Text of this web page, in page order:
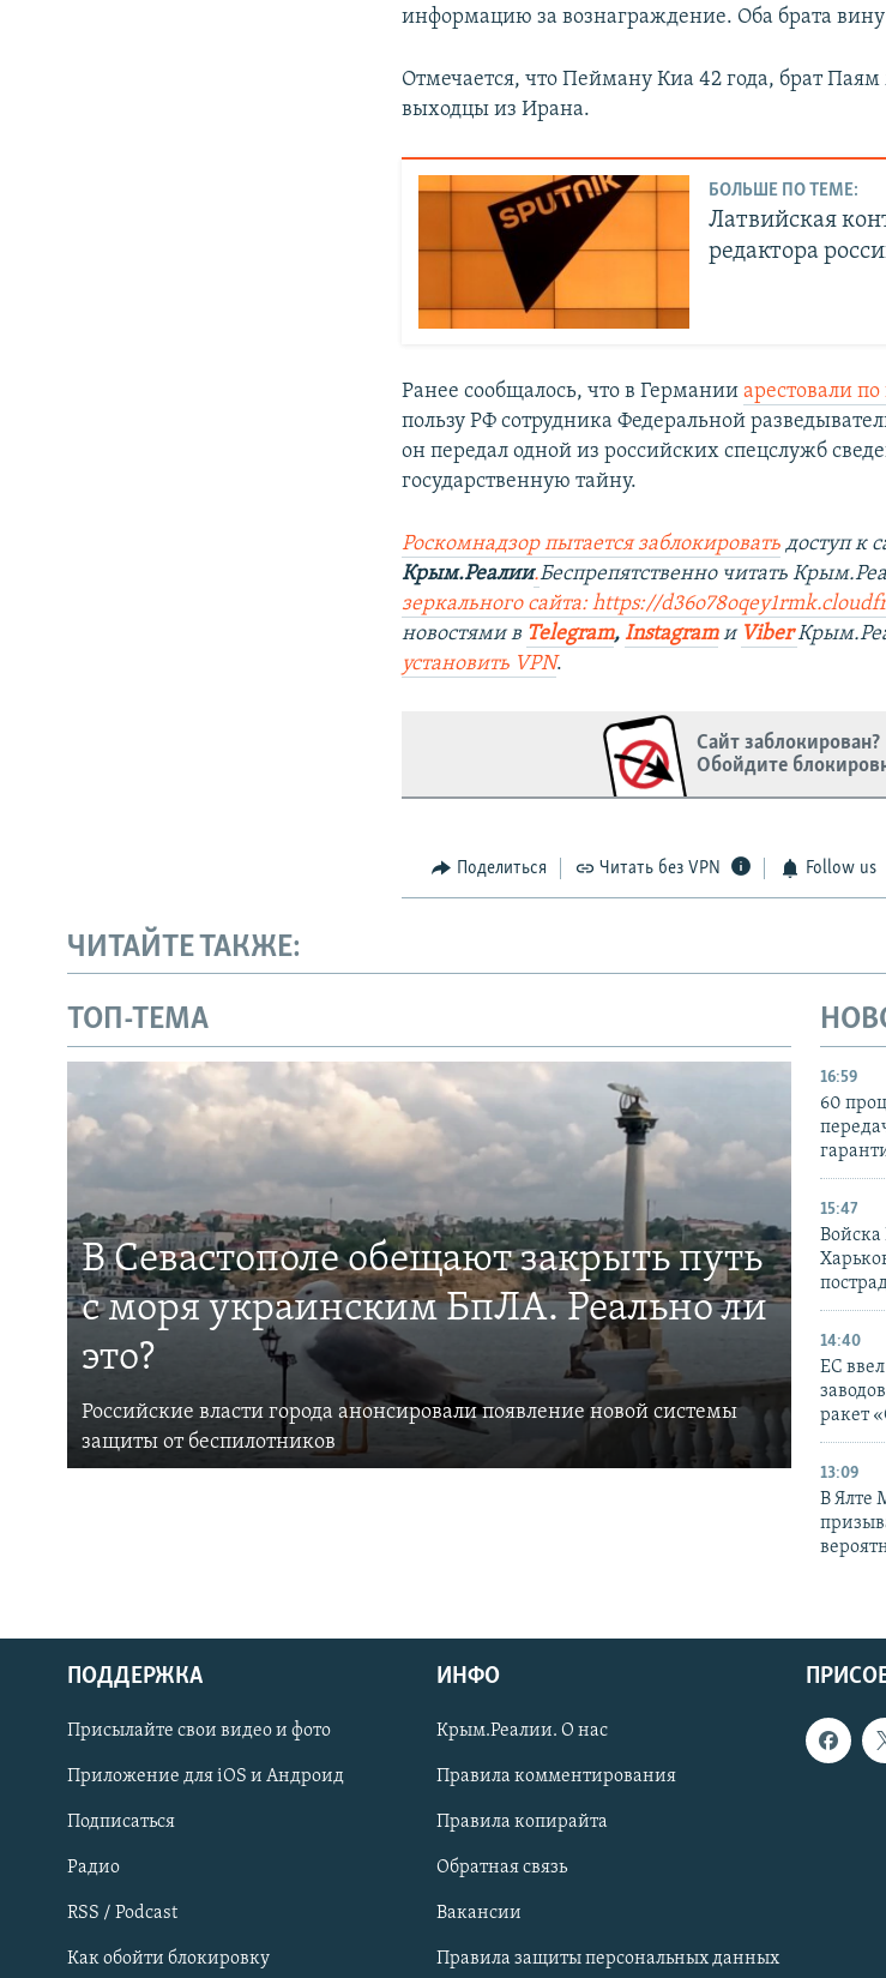
Українською
Qırımtatar
ПРИСОЕДИНЯЙТЕСЬ!
информацию за вознаграждение. Оба брата
Отмечается, что Пейману Киа 42 года, брат
выходцы из Ирана.
БОЛЬШЕ ПО ТЕМЕ:
Латвийская
редактора
Ранее сообщалось, что в Германииарестовали
пользу РФ сотрудника Федеральной
он передал одной из российских спецслужб
государственную тайну.
Роскомнадзор пытается заблокировать доступ к
Крым.Реалии.Беспрепятственно читать
зеркального сайта:https://
новостями в Telegram,Instagramи Viber
установить VPN.
Сайт заблокирован?
Обойдите
Поделиться Читать без VPN Follow us
ЧИТАЙТЕ ТАКЖЕ:
ТОП-ТЕМА
В Севастополе обещают закрыть путь
с моря украинским БпЛА. Реально ли
это?
Российские власти города анонсировали появление новой системы
защиты от беспилотников
16:59
60
15:47
14:40
ЕС
ракет
13:09
В Ялте
ПОДДЕРЖКА
Присылайте свои видео и фото
Приложение для iOS и Андроид
Подписаться
Радио
RSS / Podcast
Как обойти блокировку
ИНФО
Крым.Реалии. О нас
Правила комментирования
Правила копирайта
Обратная связь
Вакансии
Правила защиты персональных данных